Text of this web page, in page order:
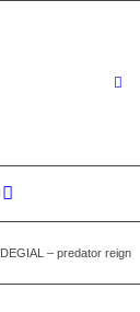
DEGIAL – predator reign